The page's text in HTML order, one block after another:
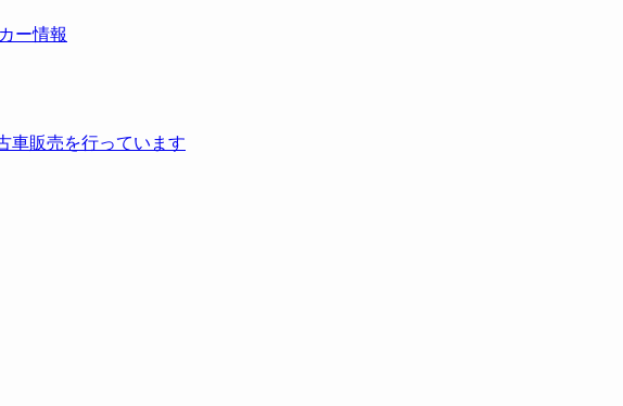
ー情報